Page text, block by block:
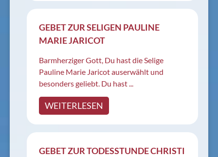
GEBET ZUR SELIGEN PAULINE
MARIE JARICOT
Barmherziger Gott, Du hast die Selige
Pauline Marie Jaricot auserwählt und
besonders geliebt. Du hast ...
WEITERLESEN
GEBET ZUR TODESSTUNDE CHRISTI